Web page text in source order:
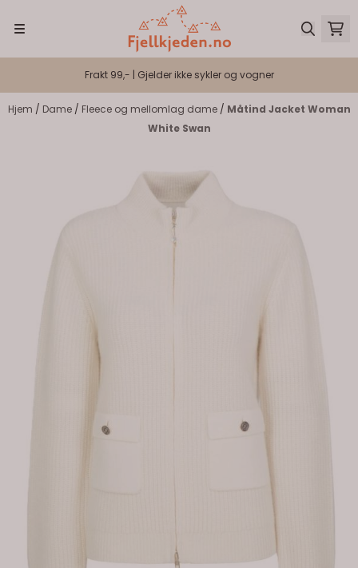
Frakt 99,- | Gjelder ikke sykler og vogner
Hjem / Dame / Fleece og mellomlag dame / Måtind Jacket Woman
White Swan